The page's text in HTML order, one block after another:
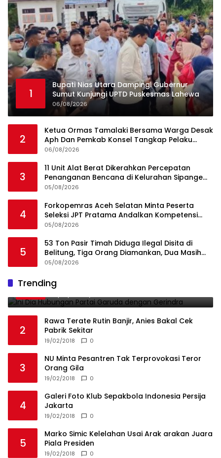
1
Bupati Nias Utara Dampingi Gubernur
Sumut Kunjungi UPTD Puskesmas Lahewa
06/08/2026
2
Ketua Ormas Tamalaki Bersama Warga Desak
Aph Dan Pemkab Konsel Tangkap Pelaku
Angkut Cangkang Sawit Overload, Truk PT KAP
06/08/2026
3
11 Unit Alat Berat Dikerahkan Percepatan
Penanganan Bencana di Kelurahan Sipange
Kecamatan Tukka
05/08/2026
4
Forkopemras Aceh Selatan Minta Peserta
Seleksi JPT Pratama Andalkan Kompetensi
dan Integritas, Bukan Kedekatan
05/08/2026
5
53 Ton Pasir Timah Diduga Ilegal Disita di
Belitung, Tiga Orang Diamankan, Dua Masih
Diburu
05/08/2026
Trending
1
Gerindra
2
Rawa Terate Rutin Banjir, Anies Bakal Cek
Pabrik Sekitar
19/02/2018 0
3
NU Minta Pesantren Tak Terprovokasi Teror
Orang Gila
19/02/2018 0
4
Galeri Foto Klub Sepakbola Indonesia Persija
Jakarta
19/02/2018 0
5
Marko Simic Kelelahan Usai Arak arakan Juara
Piala Presiden
19/02/2018 0